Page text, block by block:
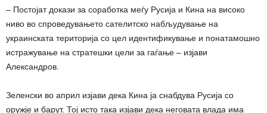
– Постојат докази за соработка меѓу Русија и Кина на високо
ниво во спроведувањето сателитско набљудување на
украинската територија со цел идентификување и понатамошно
истражување на стратешки цели за гаѓање – изјави
Александров.
Зеленски во април изјави дека Кина ја снабдува Русија со
оружје и барут. Тој исто така изјави дека неговата влада има